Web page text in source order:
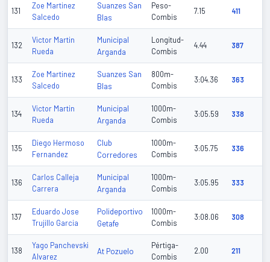
131
Zoe Martinez
Salcedo
Suanzes San
Blas
Peso-
Combis
7.15 411
132
Victor Martin
Rueda
Municipal
Arganda
Longitud-
Combis
4.44 387
133
Zoe Martinez
Salcedo
Suanzes San
Blas
800m-
Combis
3:04.36 363
134
Victor Martin
Rueda
Municipal
Arganda
1000m-
Combis
3:05.59 338
135
Diego Hermoso
Fernandez
Club
Corredores
1000m-
Combis
3:05.75 336
136
Carlos Calleja
Carrera
Municipal
Arganda
1000m-
Combis
3:05.95 333
137
Eduardo Jose
Trujillo Garcia
Polideportivo
Getafe
1000m-
Combis
3:08.06 308
138
Yago Panchevski
Alvarez
At Pozuelo
Pértiga-
Combis
2.00 211